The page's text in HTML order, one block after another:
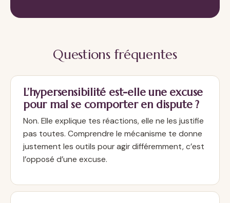
Questions fréquentes
L’hypersensibilité est-elle une excuse
pour mal se comporter en dispute ?
Non. Elle explique tes réactions, elle ne les justifie
pas toutes. Comprendre le mécanisme te donne
justement les outils pour agir différemment, c’est
l’opposé d’une excuse.